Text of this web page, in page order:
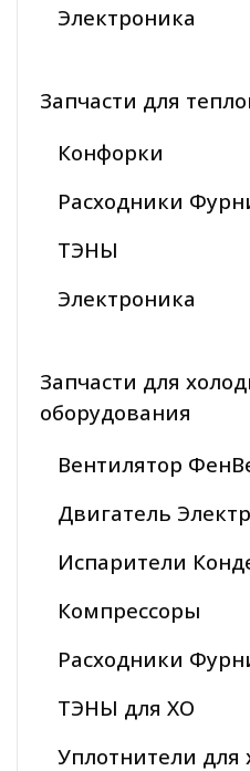
Электроника
Запчасти для
Конфорки
Расходники
ТЭНЫ
Электроника
Запчасти для
оборудования
Вентилятор
Двигатель
Испарители
Компрессоры
Расходники
ТЭНЫ для ХО
Уплотнители для